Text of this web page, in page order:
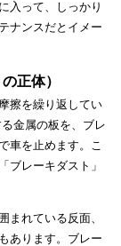
入って、しっかり
ナンスだとイメー
正体）
擦を繰り返してい
金属の板を、ブレ
車を止めます。こ
ブレーキダスト」
まれている反面、
あります。ブレー